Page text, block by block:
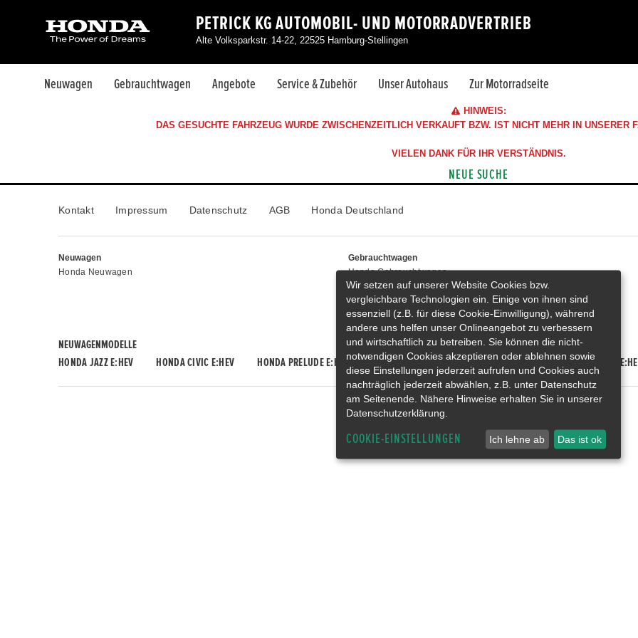
PETRICK KG AUTOMOBIL- UND MOTORRADVERTRIEB
Alte Volksparkstr. 14-22, 22525 Hamburg-Stellingen
Neuwagen Gebrauchtwagen Angebote Service & Zubehör Unser Autohaus Zur Motorradseite
HINWEIS:
DAS GESUCHTE FAHRZEUG WURDE ZWISCHENZEITLICH VERKAUFT BZW. IST NICHT MEHR IN UNSERER
VIELEN DANK FÜR IHR VERSTÄNDNIS.
NEUE SUCHE
Kontakt Impressum Datenschutz AGB Honda Deutschland
Neuwagen
Honda Neuwagen
Gebrauchtwagen
Honda Gebrauchtwagen
Honda Vorführwagen
Gesamtbestand
NEUWAGENMODELLE
HONDA JAZZ E:HEV
HONDA CIVIC E:HEV HONDA PRELUDE E:HEV HONDA HR-V E:HEV HONDA ZR-V E:HEV HONDA CR-V
Wir setzen auf unserer Website Cookies bzw.
vergleichbare Technologien ein. Einige von ihnen sind
essenziell (z.B. für diese Cookie-Einwilligung), während
andere uns helfen unser Onlineangebot zu verbessern
und wirtschaftlich zu betreiben. Sie können die nicht-
notwendigen Cookies akzeptieren oder ablehnen sowie
diese Einstellungen jederzeit aufrufen und Cookies auch
nachträglich jederzeit abwählen, z.B. unter Datenschutz
am Seitenende. Nähere Hinweise erhalten Sie in unserer
Datenschutzerklärung.
COOKIE-EINSTELLUNGEN Ich lehne ab Das ist ok